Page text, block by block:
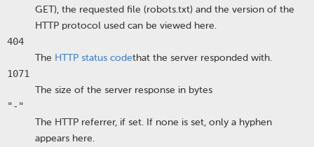
GET), the requested file (robots.txt) and the version of the
HTTP protocol used can be viewed here.
404
The HTTP status codethat the server responded with.
1071
The size of the server response in bytes
"-"
The HTTP referrer, if set. If none is set, only a hyphen
appears here.